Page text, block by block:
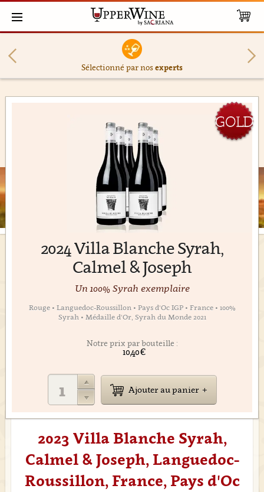
Sélectionné par nosexperts
2024 Villa Blanche Syrah,
Calmel & Joseph
GOLD
Un 100% Syrah exemplaire
Rouge • Languedoc-Roussillon • Pays d'Oc IGP • France • 100%
Syrah • Médaille d'Or, Syrah du Monde 2021
Notre prix par bouteille :
10,40 €
Ajouter au panier
2023 Villa Blanche Syrah,
Calmel & Joseph, Languedoc-
Roussillon, France, Pays d'Oc